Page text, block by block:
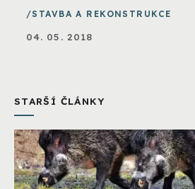
STAVBA A REKONSTRUKCE
04. 05. 2018
STARŠÍ ČLÁNKY